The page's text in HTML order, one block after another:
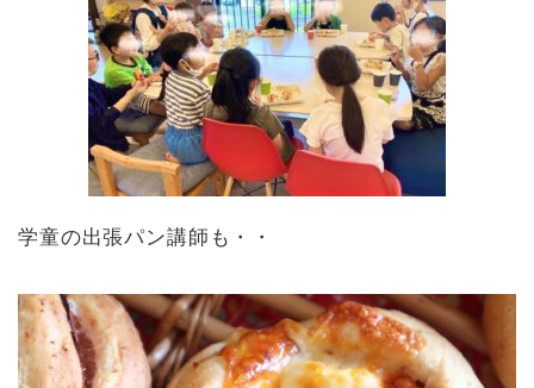
学童の出張パン講師も・・